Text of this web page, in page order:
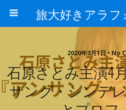
2020年3月1日 • No
石原さとみ主演4
サング・シンデ